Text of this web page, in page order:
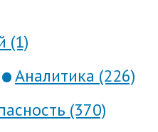
(1)
Аналитика (226)
(370)